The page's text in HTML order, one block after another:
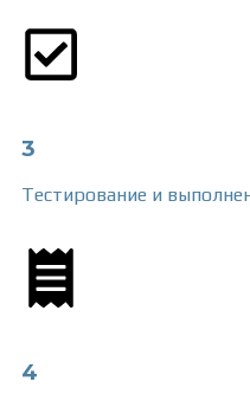
3
Тестирование и
4